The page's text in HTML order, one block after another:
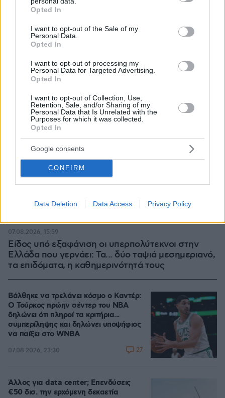
grant or deny consent to Google and its third-party tags to
use your data for below specified purposes in below Google
consent section.
Opted In
I want to opt-out of the Sale of my
Personal Data.
Opted In
I want to opt-out of processing my
Personal Data for Targeted Advertising.
Opted In
I want to opt-out of Collection, Use,
Retention, Sale, and/or Sharing of my
Personal Data that Is Unrelated with the
Purposes for which it was collected.
Opted In
Google consents
CONFIRM
Data Deletion Data Access Privacy Policy
Είδος υπό εξαφάνιση οι υπερπολύτεκνοι στην
Ελλάδα που γερνάει: Τα... δύο ταψιά μεσημεριανό,
τα επιδόματα, η καθημερινότητά τους
07.08.2026, 15:59
Βάλθηκε να τρελάνει κόσμο ο Καντέρ:
Ο Τούρκος πρώην σέντερ του NBA
δηλώνει ότι πληροί τα κριτήρια...
συμπερίληψης και δηλώνει υποψήφιος
να παίξει στο WNBA
07.08.2026, 23:30 27
Άλλος για data center; Επενδύσεις
€50 δισ. την ερχόμενη δεκαετία